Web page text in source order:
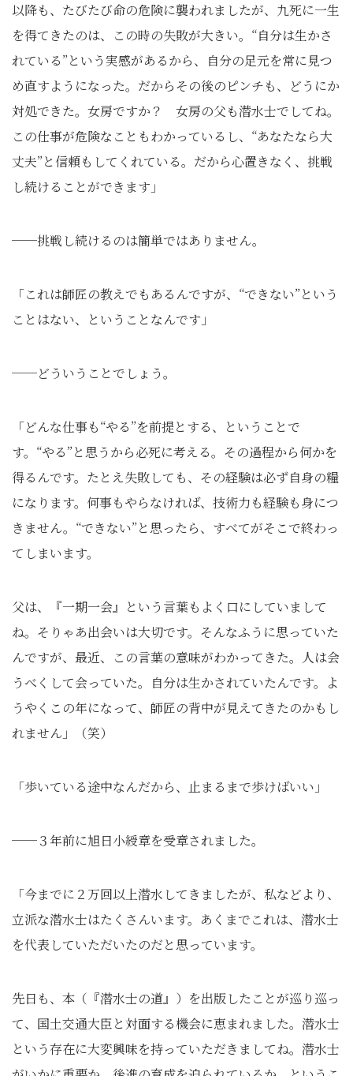
以降も、たびたび命の危険に襲われましたが、九死に一生
を得てきたのは、この時の失敗が大きい。“自分は生かさ
れている”という実感があるから、自分の足元を常に見つ
め直すようになった。だからその後のピンチも、どうにか
対処できた。女房ですか？ 女房の父も潜水士でしてね。
この仕事が危険なこともわかっているし、“あなたなら大
丈夫”と信頼もしてくれている。だから心置きなく、挑戦
し続けることができます」
──挑戦し続けるのは簡単ではありません。
「これは師匠の教えでもあるんですが、“できない”という
ことはない、ということなんです」
──どういうことでしょう。
「どんな仕事も“やる”を前提とする、ということで
す。“やる”と思うから必死に考える。その過程から何かを
得るんです。たとえ失敗しても、その経験は必ず自身の糧
になります。何事もやらなければ、技術力も経験も身につ
きません。“できない”と思ったら、すべてがそこで終わっ
てしまいます。
父は、『一期一会』という言葉もよく口にしていまして
ね。そりゃあ出会いは大切です。そんなふうに思っていた
んですが、最近、この言葉の意味がわかってきた。人は会
うべくして会っていた。自分は生かされていたんです。よ
うやくこの年になって、師匠の背中が見えてきたのかもし
れません」（笑）
「歩いている途中なんだから、止まるまで歩けばいい」
──３年前に旭日小綬章を受章されました。
「今までに２万回以上潜水してきましたが、私などより、
立派な潜水士はたくさんいます。あくまでこれは、潜水士
を代表していただいたのだと思っています。
先日も、本（『潜水士の道』）を出版したことが巡り巡っ
て、国土交通大臣と対面する機会に恵まれました。潜水士
という存在に大変興味を持っていただきましてね。潜水士